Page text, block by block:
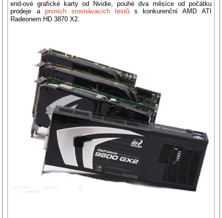
end-ové grafické karty od Nvidie, pouhé dva měsíce od počátku
prodeje a prvních srovnávacích testů s konkurenční AMD ATI
Radeonem HD 3870 X2.